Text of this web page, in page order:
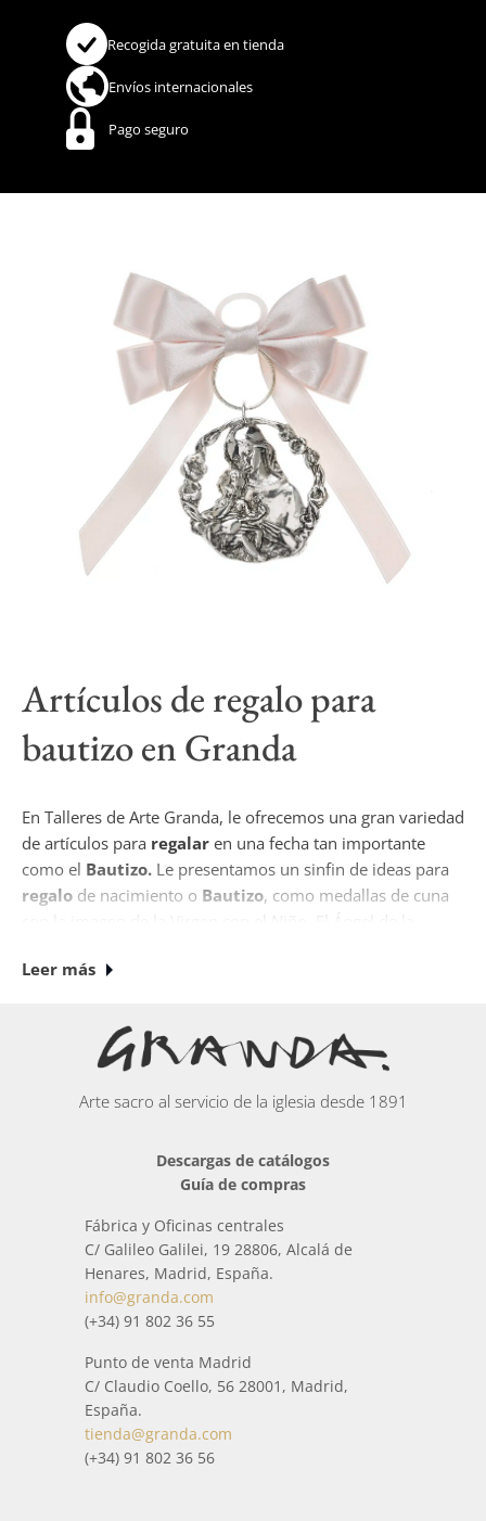
Recogida gratuita en tienda
Envíos internacionales
Pago seguro
Artículos de regalo para
bautizo en Granda
En Talleres de Arte Granda, le ofrecemos una gran variedad
de artículos para regalar en una fecha tan importante
como el Bautizo. Le presentamos un sinfin de ideas para
regalo de nacimiento o Bautizo, como medallas de cuna
bautismo.
Leer más
Arte sacro al servicio de la iglesia desde 1891
Descargas de catálogos
Guía de compras
Fábrica y Oficinas centrales
C/ Galileo Galilei, 19 28806, Alcalá de
Henares, Madrid, España.
info@granda.com
(+34) 91 802 36 55
Punto de venta Madrid
C/ Claudio Coello, 56 28001, Madrid,
España.
tienda@granda.com
(+34) 91 802 36 56